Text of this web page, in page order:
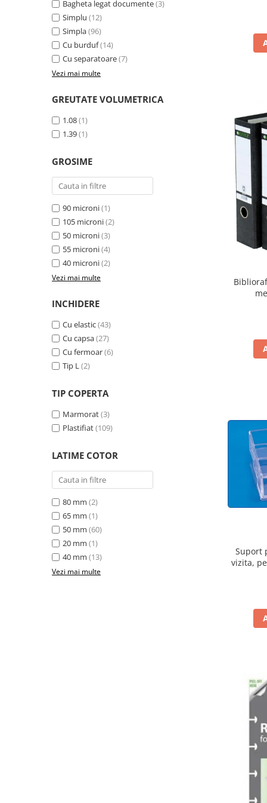
Pixuri fara mecanism
Pixuri pentru ghisee
Rezerve pixuri
Stilouri si rezerve
Textmarkere
Comunicare si prezentare
Ecusoane si accesorii
Flipcharturi si accesorii
Focus touch
Hartie flipchart
Panouri, suporturi si aviziere
pentru prezentare
Mobilier si accesorii birou
Clasificatoare si vestiare
Covorase protectie podea
Mobilier de birou
Rafturi arhivare
Scaune operationale pentru birou
Suporturi ergonomice
Produse curatenie pentru birou
Accesorii protocol
Bagheta legat documente(3)
Simplu (12)
Simpla(96)
Cu burduf(14)
Cu separatoare(7)
Vezi mai multe
GREUTATE VOLUMETRICA
1.08(1)
1.39(1)
GROSIME
90 microni(1)
105 microni(2)
50 microni(3)
55 microni(4)
40 microni(2)
Vezi mai multe
INCHIDERE
Cu elastic(43)
Cu capsa(27)
Cu fermoar(6)
Tip L(2)
TIP COPERTA
Marmorat(3)
Plastifiat(109)
LATIME COTOR
80 mm (2)
65 mm (1)
50 mm (60)
20 mm (1)
40 mm (13)
Vezi mai multe
Suport
vizita,